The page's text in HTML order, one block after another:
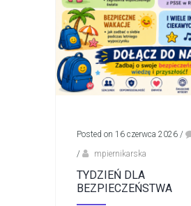
Posted on 16 czerwca 2026 /
/
mpiernikarska
TYDZIEŃ DLA
BEZPIECZEŃSTWA